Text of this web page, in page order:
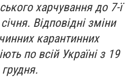
харчування до 7-ї
Відповідні зміни
карантинних
по всій Україні з 19
грудня.